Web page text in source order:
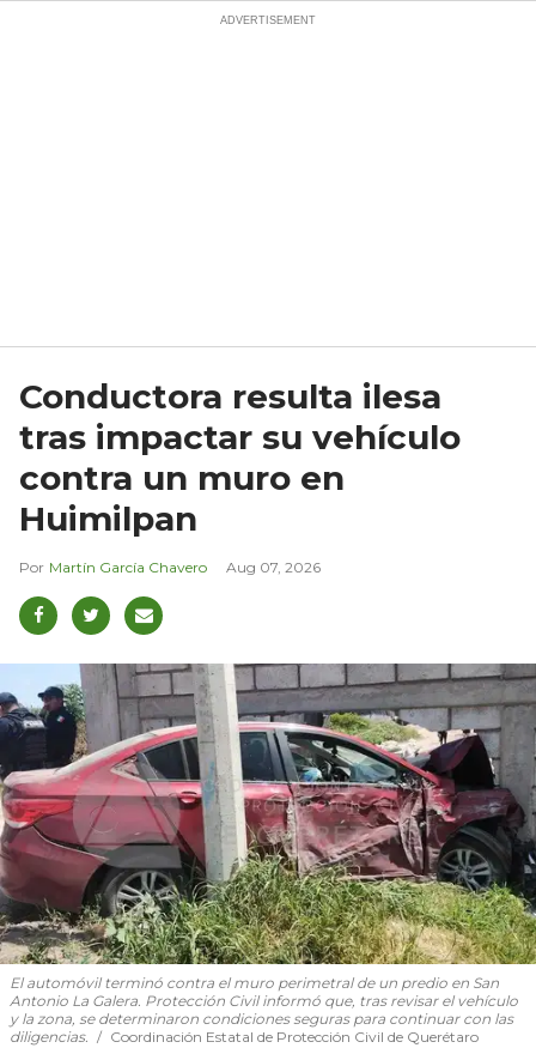
Conductora resulta ilesa
tras impactar su vehículo
contra un muro en
Huimilpan
Martín García Chavero Aug 07, 2026
El automóvil terminó contra el muro perimetral de un predio en San
Antonio La Galera. Protección Civil informó que, tras revisar el vehículo
y la zona, se determinaron condiciones seguras para continuar con las
diligencias.
Coordinación Estatal de Protección Civil de Querétaro